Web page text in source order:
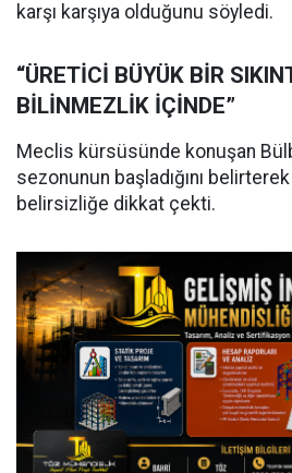
karşı karşıya olduğunu söyledi.
“ÜRETİCİ BÜYÜK BİR
BİLİNMEZLİK İÇİNDE”
Meclis kürsüsünde konuşan
sezonunun başladığını
belirsizliğe dikkat çekti.